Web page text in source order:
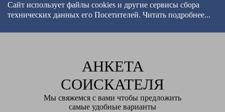
Сайт использует файлы cookies и другие сервисы сбора
технических данных его Посетителей. Читать подробнее...
АНКЕТА
СОИСКАТЕЛЯ
Мы свяжемся с вами чтобы предложить
самые удобные варианты